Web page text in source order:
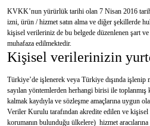
KVKK’nun yürürlük tarihi olan 7 Nisan 2016
izni, ürün / hizmet satın alma ve diğer şekillerde
kişisel verileriniz de bu belgede düzenlenen şart
muhafaza edilmektedir.
Kişisel verilerinizin
Türkiye’de işlenerek veya Türkiye dışında işlenip
sayılan yöntemlerden herhangi birisi ile
kalmak kaydıyla ve sözleşme amaçlarına uygun
Veriler Kurulu tarafından akredite edilen ve
korumanın bulunduğu ülkelere) hizmet aracılarına